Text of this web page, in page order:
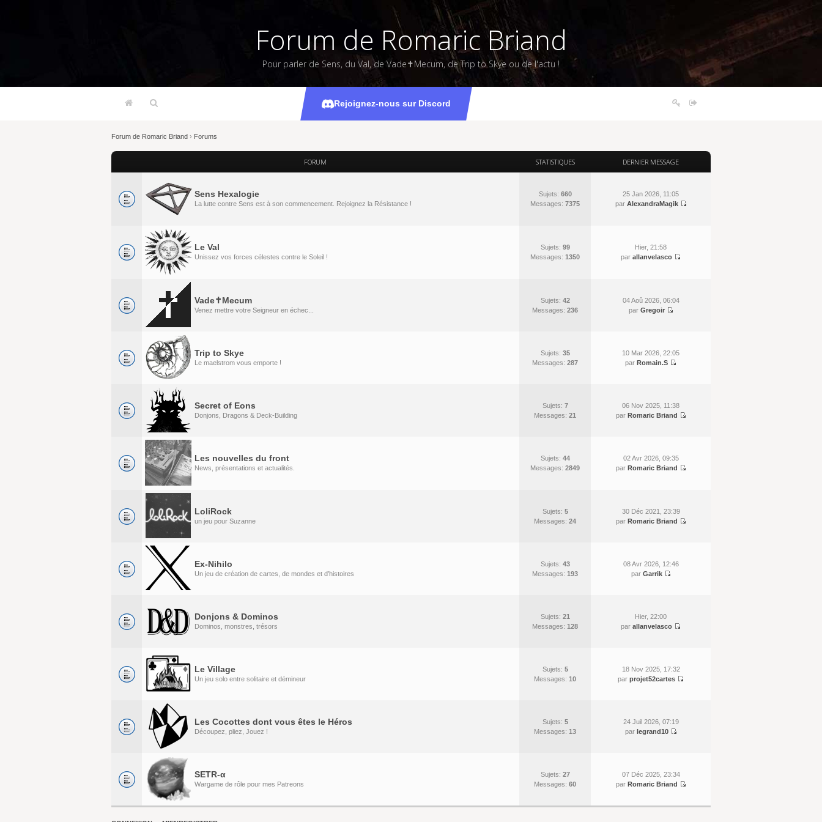
Forum de Romaric Briand
Pour parler de Sens, du Val, de Vade✝Mecum, de Trip to Skye ou de l'actu !
Rejoignez-nous sur Discord
Forums
Forum de Romaric Briand › Forums
FORUM STATISTIQUES DERNIER MESSAGE
Sens Hexalogie
La lutte contre Sens est à son commencement. Rejoignez la Résistance !
Sujets: 660
Messages: 7375
25 Jan 2026, 11:05
par AlexandraMagik
Le Val
Unissez vos forces célestes contre le Soleil !
Sujets: 99
Messages: 1350
Hier, 21:58
par allanvelasco
Vade✝Mecum
Venez mettre votre Seigneur en échec...
Sujets: 42
Messages: 236
04 Aoû 2026, 06:04
par Gregoir
Trip to Skye
Le maelstrom vous emporte !
Sujets: 35
Messages: 287
10 Mar 2026, 22:05
par Romain.S
Secret of Eons
Donjons, Dragons & Deck-Building
Sujets: 7
Messages: 21
06 Nov 2025, 11:38
par Romaric Briand
Les nouvelles du front
News, présentations et actualités.
Sujets: 44
Messages: 2849
02 Avr 2026, 09:35
par Romaric Briand
LoliRock
un jeu pour Suzanne
Sujets: 5
Messages: 24
30 Déc 2021, 23:39
par Romaric Briand
Ex-Nihilo
Un jeu de création de cartes, de mondes et d’histoires
Sujets: 43
Messages: 193
08 Avr 2026, 12:46
par Garrik
Donjons & Dominos
Dominos, monstres, trésors
Sujets: 21
Messages: 128
Hier, 22:00
par allanvelasco
Le Village
Un jeu solo entre solitaire et démineur
Sujets: 5
Messages: 10
18 Nov 2025, 17:32
par projet52cartes
Les Cocottes dont vous êtes le Héros
Découpez, pliez, Jouez !
Sujets: 5
Messages: 13
24 Juil 2026, 07:19
par legrand10
SETR-α
Wargame de rôle pour mes Patreons
Sujets: 27
Messages: 60
07 Déc 2025, 23:34
par Romaric Briand